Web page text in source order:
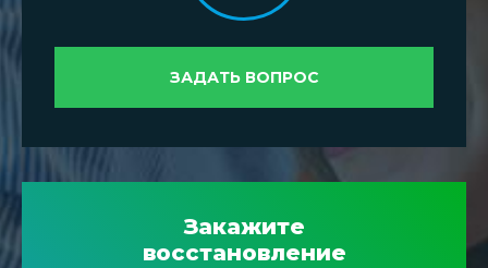
ЗАДАТЬ ВОПРОС
Закажите
восстановление